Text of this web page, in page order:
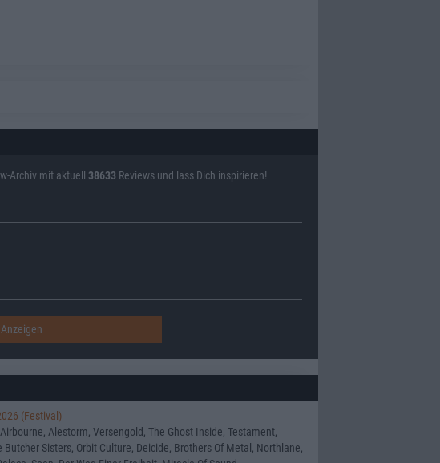
Archiv mit aktuell 38633 Reviews und lass Dich inspirieren!
(Festival)
Alestorm, Versengold, The Ghost Inside, Testament,
Sisters, Orbit Culture, Deicide, Brothers Of Metal, Northlane,